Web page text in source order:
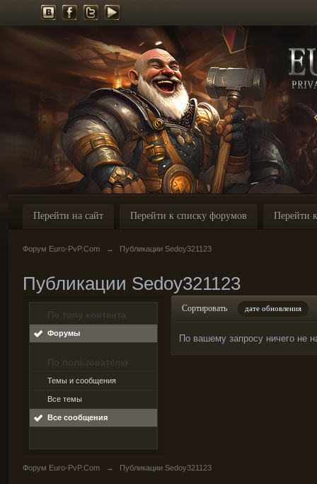
Перейти на сайт Перейти к списку форумов Перейти
Форум Euro-PvP.Com → Публикации Sedoy321123
Публикации Sedoy321123
По типу контента
Форумы
По пользователю
Темы и сообщения
Все темы
Все сообщения
Сортировать дате обновления
По вашему запросу ничего не
Форум Euro-PvP.Com → Публикации Sedoy321123